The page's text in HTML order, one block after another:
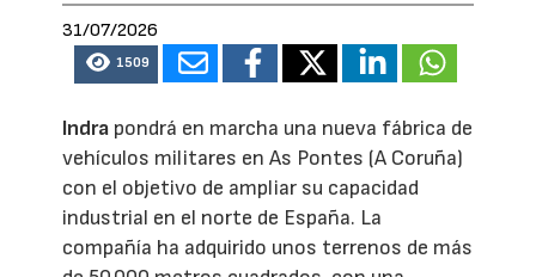
31/07/2026
1509
Indra pondrá en marcha una nueva fábrica de
vehículos militares en As Pontes (A Coruña)
con el objetivo de ampliar su capacidad
industrial en el norte de España. La
compañía ha adquirido unos terrenos de más